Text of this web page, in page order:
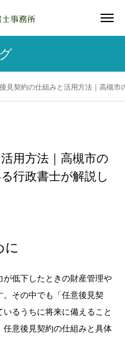
見契約の仕組みと活用方法｜高槻
用方法｜高槻市の
行政書士が解説し
に
低下したときの財産管理や
その中でも「任意後見契
るうちに将来に備えること
意後見契約の仕組みと具体